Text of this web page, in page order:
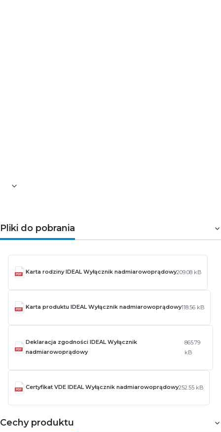
Pliki do pobrania
Karta rodziny IDEAL Wyłącznik nadmiarowoprądowy209.08 kB
Karta produktu IDEAL Wyłącznik nadmiarowoprądowy118.56 kB
Deklaracja zgodności IDEAL Wyłącznik
nadmiarowoprądowy
865.79
kB
Certyfikat VDE IDEAL Wyłącznik nadmiarowoprądowy252.55 kB
Cechy produktu